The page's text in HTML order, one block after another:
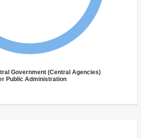
Government (Central Agencies)
Public Administration